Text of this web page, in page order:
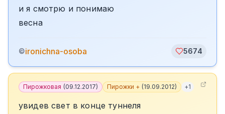
и я смотрю и понимаю
весна
©ironichna-osoba 5674
Пирожковая (09.12.2017) Пирожки + (19.09.2012) +1
увидев свет в конце туннеля